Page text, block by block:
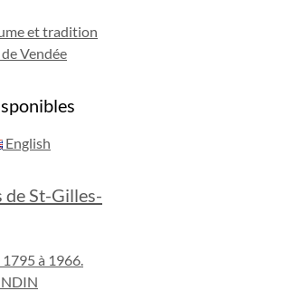
et tradition
Vendée
English
de St-Gilles-
à 1966.